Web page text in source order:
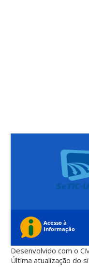
Desenvolvido com o
Última atualização do